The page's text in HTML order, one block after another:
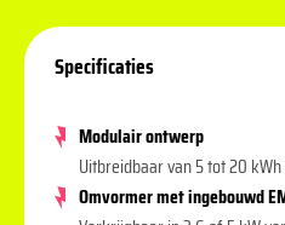
Specificaties
Modulair ontwerp
Uitbreidbaar van 5 tot 20
Omvormer met ingebouwd